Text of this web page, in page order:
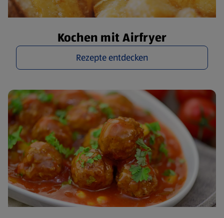
Kochen mit Airfryer
Rezepte entdecken